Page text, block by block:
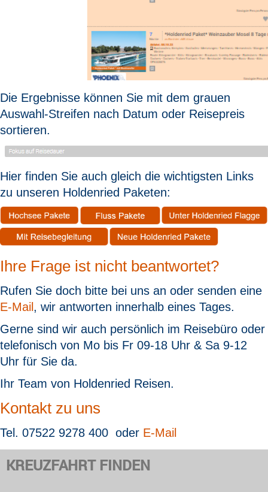
Die Ergebnisse können Sie mit dem grauen
Auswahl-Streifen nach Datum oder Reisepreis
sortieren.
Hier finden Sie auch gleich die wichtigsten Links
zu unseren Holdenried Paketen:
Ihre Frage ist nicht beantwortet?
Rufen Sie doch bitte bei uns an oder senden eine
E-Mail, wir antworten innerhalb eines Tages.
Gerne sind wir auch persönlich im Reisebüro oder
telefonisch von Mo bis Fr 09-18 Uhr & Sa 9-12
Uhr für Sie da.
Ihr Team von Holdenried Reisen.
Kontakt zu uns
Tel. 07522 9278 400 oder E-Mail
KREUZFAHRT FINDEN